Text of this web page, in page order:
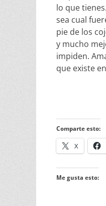
lo que
sea cual
pie de los
y mucho
impiden.
que existe
Comparte esto:
X
Me gusta esto: